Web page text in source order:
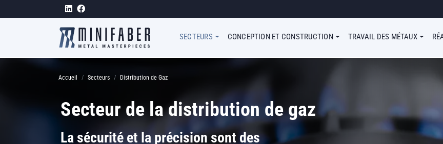
Aller au contenu principal
SECTEURS CONCEPTION ET CONSTRUCTION TRAVAIL DES MÉTAUX
Accueil Secteurs Distribution de Gaz
Secteur de la distribution de gaz
La sécurité et la précision sont des